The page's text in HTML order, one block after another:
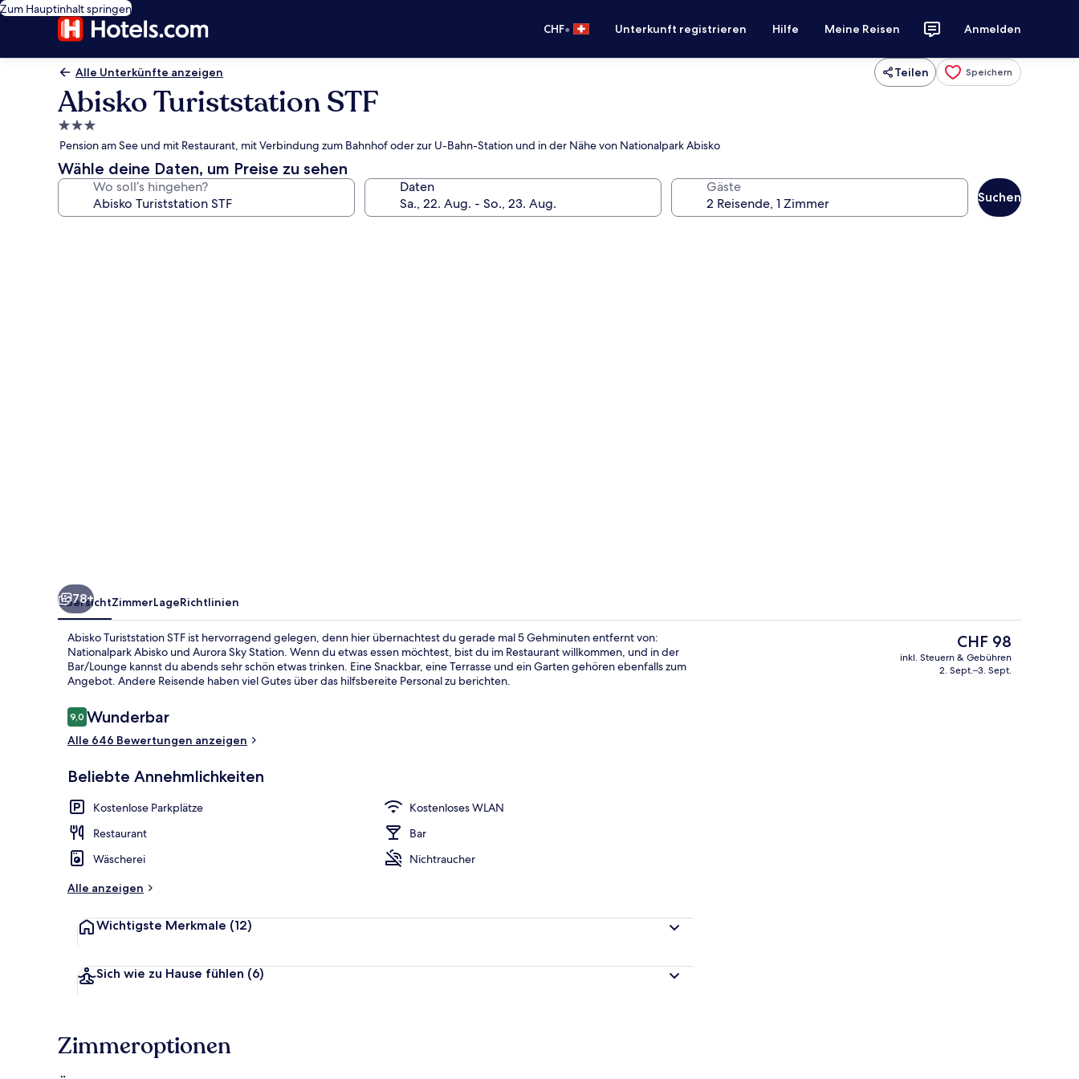
Zum Hauptinhalt springen
CHF• Unterkunft registrieren Hilfe Meine Reisen Anmelden
Alle Unterkünfte anzeigen Teilen Speichern
Abisko Turiststation STF
3.0-
Sterne-
Unterkunft
Pension am See und mit Restaurant, mit Verbindung zum Bahnhof oder zur U-Bahn-Station und in der Nähe von Nationalpark Abisko
Wähle deine Daten, um Preise zu sehen
Wo soll’s hingehen? Daten Gäste
Suchen
Innenbereich
78+
ÜbersichtZimmerLageRichtlinien
Abisko Turiststation STF ist hervorragend gelegen, denn hier übernachtest du gerade mal 5 Gehminuten entfernt von:
Nationalpark Abisko und Aurora Sky Station. Wenn du etwas essen möchtest, bist du im Restaurant willkommen, und in der
Bar/Lounge kannst du abends sehr schön etwas trinken. Eine Snackbar, eine Terrasse und ein Garten gehören ebenfalls zum
Angebot. Andere Reisende haben viel Gutes über das hilfsbereite Personal zu berichten.
Bewertungen
9,09,0 von 10.
Wunderbar
Alle 646 Bewertungen anzeigen
Beliebte Annehmlichkeiten
Kostenlose Parkplätze
Kostenloses WLAN
Restaurant
Bar
Wäscherei
Nichtraucher
Alle anzeigen
Wichtigste Merkmale (12)
Sich wie zu Hause fühlen (6)
Der
aktuelle
Preis
CHF 98
inkl. Steuern & Gebühren
2. Sept.–3. Sept.
Zimmeroptionen